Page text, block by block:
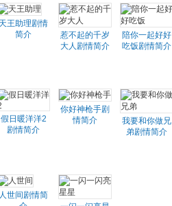
天王助理剧情
简介
惹不起的千岁
大人剧情简介
陪你一起好好
吃饭剧情简介
假日暖洋洋2
剧情简介
你好神枪手剧
情简介
我要和你做兄
弟剧情简介
人世间剧情简